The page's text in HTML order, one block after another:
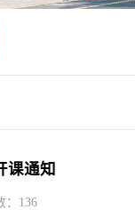
课通知
136